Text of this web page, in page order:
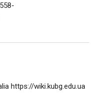
https://wiki.kubg.edu.ua